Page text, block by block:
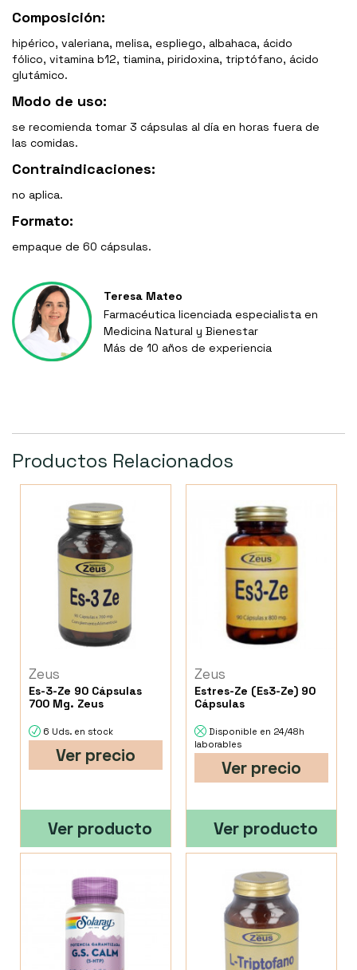
Composición:
hipérico, valeriana, melisa, espliego, albahaca, ácido
fólico, vitamina b12, tiamina, piridoxina, triptófano, ácido
glutámico.
Modo de uso:
se recomienda tomar 3 cápsulas al día en horas fuera de
las comidas.
Contraindicaciones:
no aplica.
Formato:
empaque de 60 cápsulas.
Teresa Mateo
Farmacéutica licenciada especialista en
Medicina Natural y Bienestar
Más de 10 años de experiencia
Productos Relacionados
Zeus
Es-3-Ze 90 Cápsulas
700 Mg. Zeus
6 Uds. en stock
Ver precio
Ver producto
Zeus
Estres-Ze (Es3-Ze) 90
Cápsulas
Disponible en 24/48h
laborables
Ver precio
Ver producto